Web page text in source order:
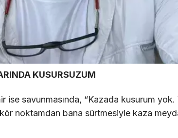
KUSURSUZUM
ise savunmasında, “Kazada kusurum yok.
noktamdan bana sürtmesiyle kaza